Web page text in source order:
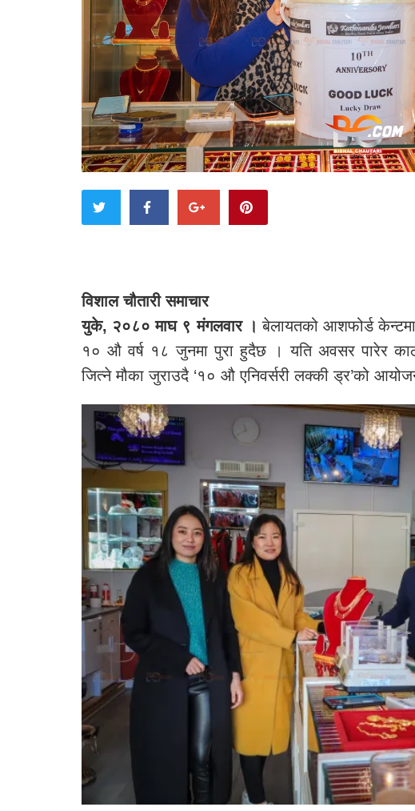
विशाल चौतारी समाचार
युके, २०८० माघ ९ मंगलवार ।बेलायतको आशफोर्ड
१० औ वर्ष १८ जुनमा पुरा हुदैछ । यति अवसर पारेर
जित्ने मौका जुराउदै ‘१० औ एनिवर्सरी लक्की ड्र’को